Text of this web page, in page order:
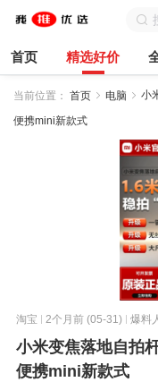
首页 精选好价
当前位置： 首页 电脑 小
便携mini新款式
淘宝 2个月前 (05-31) 爆料
小米变焦落地自拍
便携mini新款式